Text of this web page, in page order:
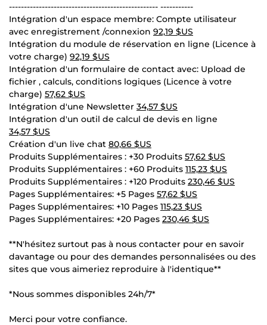
-------------------------------------------------- -----------
Intégration d'un espace membre: Compte utilisateur
avec enregistrement /connexion 92,19 $US
Intégration du module de réservation en ligne (Licence à
votre charge) 92,19 $US
Intégration d'un formulaire de contact avec: Upload de
fichier , calculs, conditions logiques (Licence à votre
charge) 57,62 $US
Intégration d'une Newsletter 34,57 $US
Intégration d'un outil de calcul de devis en ligne
34,57 $US
Création d'un live chat 80,66 $US
Produits Supplémentaires : +30 Produits 57,62 $US
Produits Supplémentaires : +60 Produits 115,23 $US
Produits Supplémentaires : +120 Produits 230,46 $US
Pages Supplémentaires: +5 Pages 57,62 $US
Pages Supplémentaires: +10 Pages 115,23 $US
Pages Supplémentaires: +20 Pages 230,46 $US
**N'hésitez surtout pas à nous contacter pour en savoir
davantage ou pour des demandes personnalisées ou des
sites que vous aimeriez reproduire à l'identique**
*Nous sommes disponibles 24h/7*
Merci pour votre confiance.